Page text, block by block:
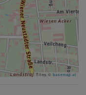
Tiles © basemap.at